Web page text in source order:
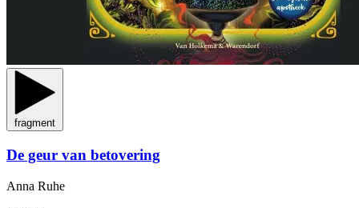
fragment
De geur van betovering
Anna Ruhe